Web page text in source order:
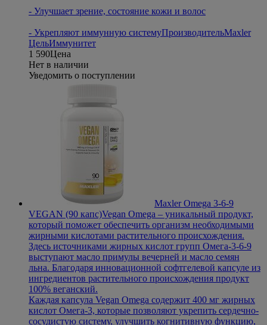
- Улучшает зрение, состояние кожи и волос
- Укрепляют иммунную системуПроизводительMaxler
ЦельИммунитет
1 590Цена
Нет в наличии
Уведомить о поступлении
Maxler Omega 3-6-9
VEGAN (90 капс)Vegan Omega – уникальный продукт,
который поможет обеспечить организм необходимыми
жирными кислотами растительного происхождения.
Здесь источниками жирных кислот групп Омега-3-6-9
выступают масло примулы вечерней и масло семян
льна. Благодаря инновационной софтгелевой капсуле из
ингредиентов растительного происхождения продукт
100% веганский.
Каждая капсула Vegan Omega содержит 400 мг жирных
кислот Омега-3, которые позволяют укрепить сердечно-
сосудистую систему, улучшить когнитивную функцию,